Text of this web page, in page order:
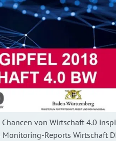
von Wirtschaft 4.0
Reports Wirtschaft